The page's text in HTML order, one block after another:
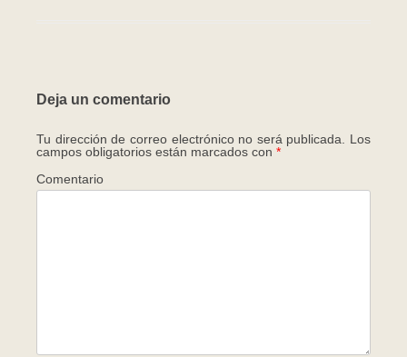
Deja un comentario
Tu dirección de correo electrónico no será publicada.
Los
campos obligatorios están marcados con *
Comentario